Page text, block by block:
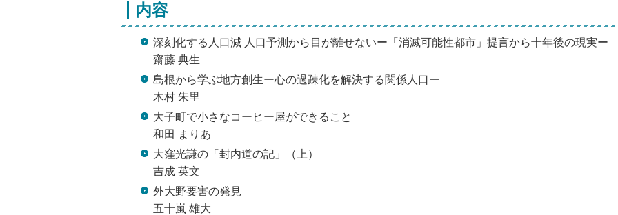
内容
深刻化する人口減 人口予測から目が離せないー「消滅可能性都市」提言から十年後の現実ー
齋藤 典生
島根から学ぶ地方創生ー心の過疎化を解決する関係人口ー
木村 朱里
大子町で小さなコーヒー屋ができること
和田 まりあ
大窪光謙の「封内道の記」（上）
吉成 英文
外大野要害の発見
五十嵐 雄大